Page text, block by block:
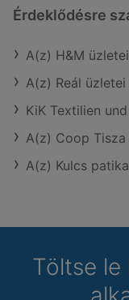
Érdeklődésre
A(z) H&M
A(z) Reál
KiK Textilien
A(z) Coop
A(z) Kulcs
Töltse le